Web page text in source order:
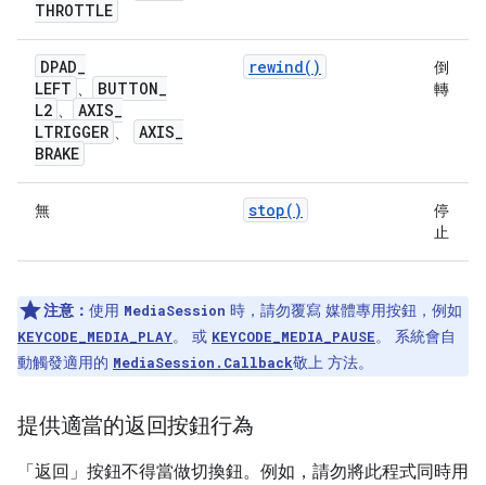
THROTTLE
DPAD_
LEFT 、 BUTTON_
L2 、 AXIS_
LTRIGGER 、 AXIS_
BRAKE
rewind()
倒
轉
無 stop()
停
止
注意： 使用 MediaSession 時，請勿覆寫 媒體專用按鈕，例如
KEYCODE_MEDIA_PLAY。 或 KEYCODE_MEDIA_PAUSE。 系統會自
動觸發適用的 MediaSession.Callback敬上 方法。
提供適當的返回按鈕行為
「返回」按鈕不得當做切換鈕。例如，請勿將此程式同時用